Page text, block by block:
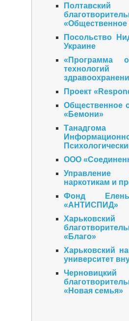
Полтавский
«Общественное
Посольство
Украине
«Программа
Проект
Общественное
«Бемони»
ООО
наркотикам и
Фонд
«АНТИСПИД»
Харьковский
«Благо»
Харьковский
университет
Черновицкий
«Новая семья»